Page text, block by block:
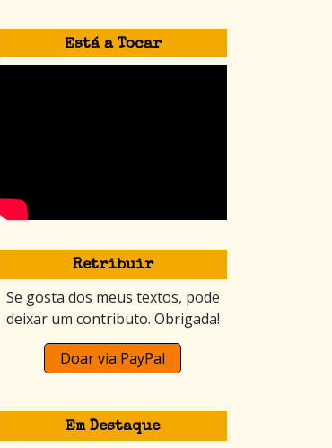
Está a Tocar
Retribuir
Se gosta dos meus textos, pode
deixar um contributo. Obrigada!
Doar via PayPal
Em Destaque